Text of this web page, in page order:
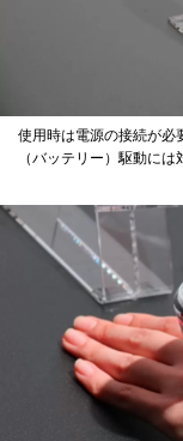
使用時は電源の接続が必
（バッテリー）駆動に